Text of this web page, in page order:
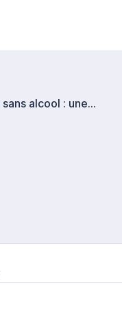
Le vin sans alcool : une grande opportunité pour les producteurs